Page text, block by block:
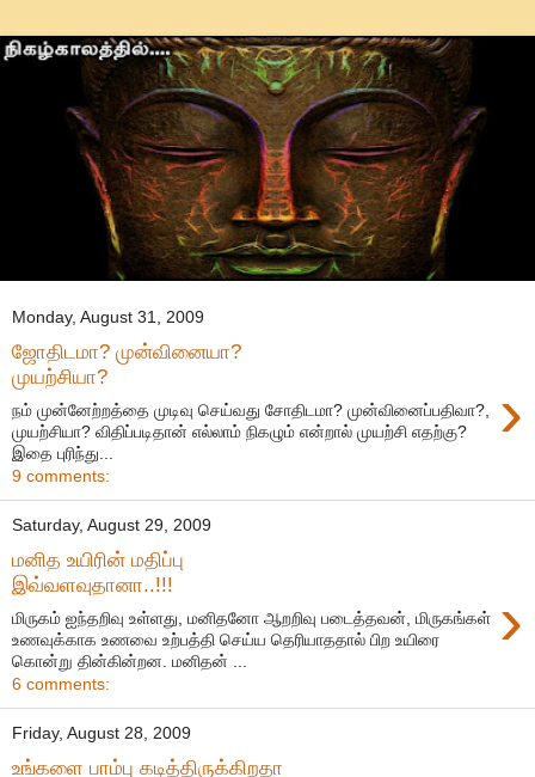
Monday, August 31, 2009
ஜோதிடமா? முன்வினையா?
முயற்சியா?
›
நம் முன்னேற்றத்தை முடிவு செய்வது சோதிடமா? முன்வினைப்பதிவா?,
முயற்சியா? விதிப்படிதான் எல்லாம் நிகழும் என்றால் முயற்சி எதற்கு?
இதை புரிந்து...
9 comments:
Saturday, August 29, 2009
மனித உயிரின் மதிப்பு
இவ்வளவுதானா..!!!
›
மிருகம் ஐந்தறிவு உள்ளது, மனிதனோ ஆறறிவு படைத்தவன், மிருகங்கள்
உணவுக்காக உணவை உற்பத்தி செய்ய தெரியாததால் பிற உயிரை
கொன்று தின்கின்றன. மனிதன் ...
6 comments:
Friday, August 28, 2009
உங்களை பாம்பு கடித்திருக்கிறதா